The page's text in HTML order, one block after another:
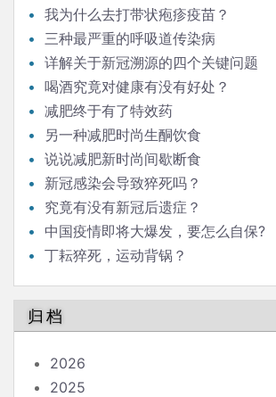
我为什么去打带状疱疹疫苗？
三种最严重的呼吸道传染病
详解关于新冠溯源的四个关键问题
喝酒究竟对健康有没有好处？
减肥终于有了特效药
另一种减肥时尚生酮饮食
说说减肥新时尚间歇断食
新冠感染会导致猝死吗？
究竟有没有新冠后遗症？
中国疫情即将大爆发，要怎么自保?
丁耘猝死，运动背锅？
归档
2026
2025